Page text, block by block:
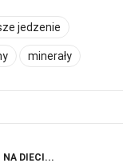
jedzenie
minerały
NA DIECI...